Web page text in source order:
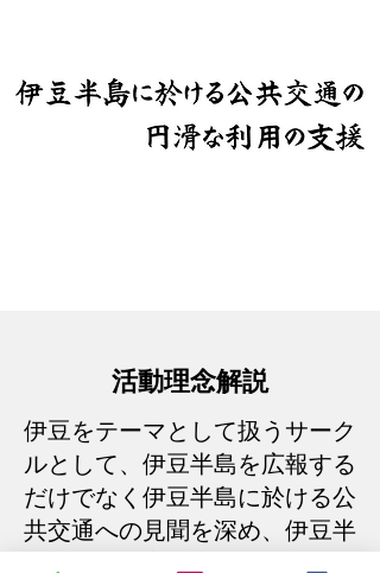
活動理念解説
伊豆をテーマとして扱うサーク
ルとして、伊豆半島を広報する
だけでなく伊豆半島に於ける公
共交通への見聞を深め、伊豆半
島全域交通案内などの製作や広